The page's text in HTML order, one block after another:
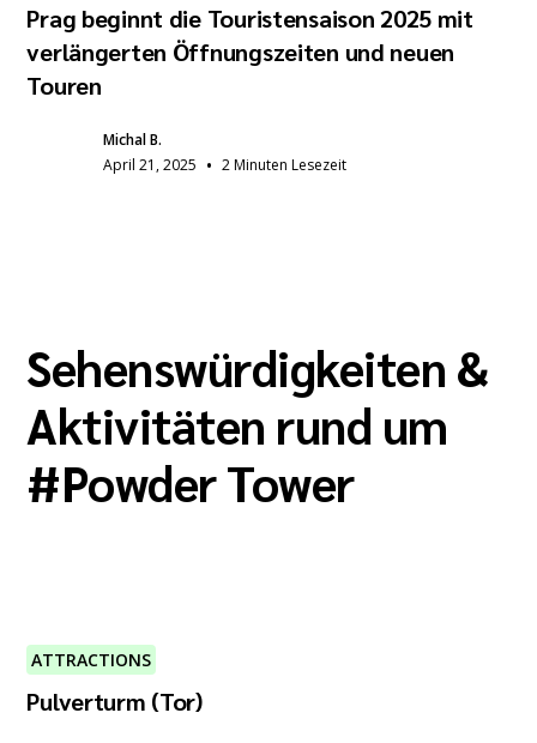
Prag beginnt die Touristensaison 2025 mit
verlängerten Öffnungszeiten und neuen
Touren
Michal B.
April 21, 2025 • 2 Minuten Lesezeit
Sehenswürdigkeiten &
Aktivitäten rund um
#Powder Tower
ATTRACTIONS
Pulverturm (Tor)